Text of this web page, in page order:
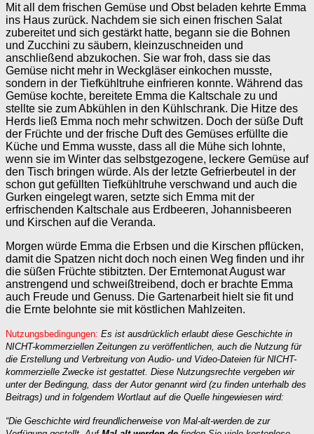
Mit all dem frischen Gemüse und Obst beladen kehrte Emma
ins Haus zurück. Nachdem sie sich einen frischen Salat
zubereitet und sich gestärkt hatte, begann sie die Bohnen
und Zucchini zu säubern, kleinzuschneiden und
anschließend abzukochen. Sie war froh, dass sie das
Gemüse nicht mehr in Weckgläser einkochen musste,
sondern in der Tiefkühltruhe einfrieren konnte. Während das
Gemüse kochte, bereitete Emma die Kaltschale zu und
stellte sie zum Abkühlen in den Kühlschrank. Die Hitze des
Herds ließ Emma noch mehr schwitzen. Doch der süße Duft
der Früchte und der frische Duft des Gemüses erfüllte die
Küche und Emma wusste, dass all die Mühe sich lohnte,
wenn sie im Winter das selbstgezogene, leckere Gemüse auf
den Tisch bringen würde. Als der letzte Gefrierbeutel in der
schon gut gefüllten Tiefkühltruhe verschwand und auch die
Gurken eingelegt waren, setzte sich Emma mit der
erfrischenden Kaltschale aus Erdbeeren, Johannisbeeren
und Kirschen auf die Veranda.
Morgen würde Emma die Erbsen und die Kirschen pflücken,
damit die Spatzen nicht doch noch einen Weg finden und ihr
die süßen Früchte stibitzten. Der Erntemonat August war
anstrengend und schweißtreibend, doch er brachte Emma
auch Freude und Genuss. Die Gartenarbeit hielt sie fit und
die Ernte belohnte sie mit köstlichen Mahlzeiten.
Nutzungsbedingungen: Es ist ausdrücklich erlaubt diese Geschichte in
NICHT-kommerziellen Zeitungen zu veröffentlichen, auch die Nutzung für
die Erstellung und Verbreitung von Audio- und Video-Dateien für NICHT-
kommerzielle Zwecke ist gestattet. Diese Nutzungsrechte vergeben wir
unter der Bedingung, dass der Autor genannt wird (zu finden unterhalb des
Beitrags) und in folgendem Wortlaut auf die Quelle hingewiesen wird:
“Die Geschichte wird freundlicherweise von Mal-alt-werden.de zur